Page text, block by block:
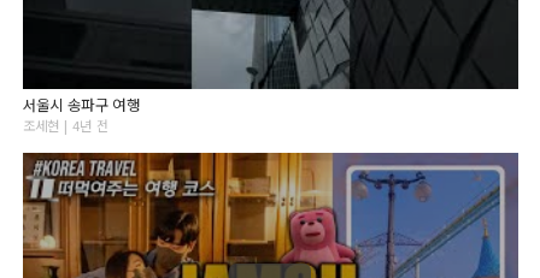
서울시 송파구 여행
조세현 | 4년 전